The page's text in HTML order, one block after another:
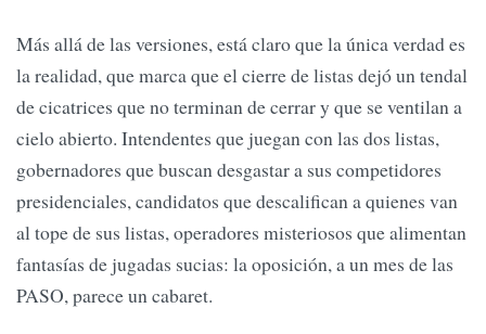
Más allá de las versiones, está claro que la única verdad es
la realidad, que marca que el cierre de listas dejó un tendal
de cicatrices que no terminan de cerrar y que se ventilan a
cielo abierto. Intendentes que juegan con las dos listas,
gobernadores que buscan desgastar a sus competidores
presidenciales, candidatos que descalifican a quienes van
al tope de sus listas, operadores misteriosos que alimentan
fantasías de jugadas sucias: la oposición, a un mes de las
PASO, parece un cabaret.